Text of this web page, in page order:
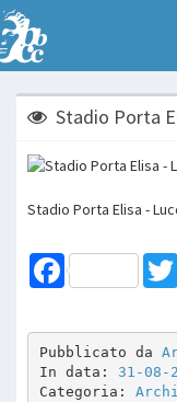
Stadio Porta
Stadio Porta Elisa -
Facebook
Pubblicato da
In data: 31-08-
Categoria: